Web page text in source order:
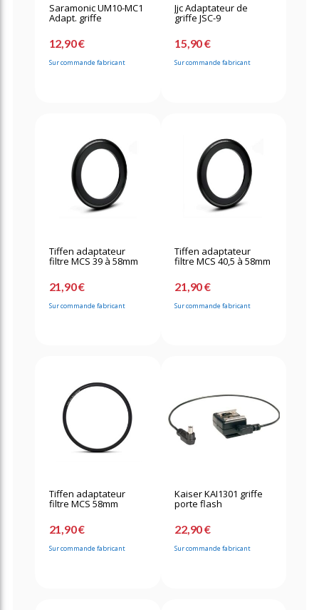
Saramonic UM10-MC1
Adapt. griffe
12,90 €
Sur commande fabricant
Jjc Adaptateur de
griffe JSC-9
15,90 €
Sur commande fabricant
Tiffen adaptateur
filtre MCS 39 à 58mm
21,90 €
Sur commande fabricant
Tiffen adaptateur
filtre MCS 40,5 à 58mm
21,90 €
Sur commande fabricant
Tiffen adaptateur
filtre MCS 58mm
21,90 €
Sur commande fabricant
Kaiser KAI1301 griffe
porte flash
22,90 €
Sur commande fabricant